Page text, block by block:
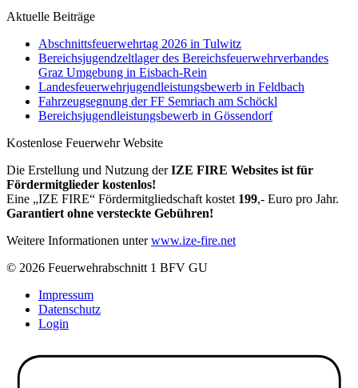
Aktuelle Beiträge
Abschnittsfeuerwehrtag 2026 in Tulwitz
Bereichsjugendzeltlager des Bereichsfeuerwehrverbandes
Graz Umgebung in Eisbach-Rein
Landesfeuerwehrjugendleistungsbewerb in Feldbach
Fahrzeugsegnung der FF Semriach am Schöckl
Bereichsjugendleistungsbewerb in Gössendorf
Kostenlose Feuerwehr Website
Die Erstellung und Nutzung derIZE FIRE Websites ist für
Fördermitglieder kostenlos!
Eine „IZE FIRE“ Fördermitgliedschaft kostet 199,- Euro pro Jahr.
Garantiert ohne versteckte Gebühren!
Weitere Informationen unterwww.ize-fire.net
© 2026 Feuerwehrabschnitt 1 BFV GU
Impressum
Datenschutz
Login